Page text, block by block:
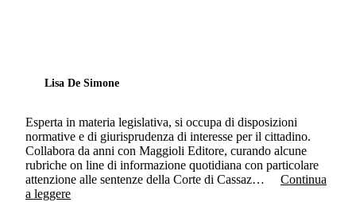
Lisa De Simone
Esperta in materia legislativa, si occupa di disposizioni
normative e di giurisprudenza di interesse per il cittadino.
Collabora da anni con Maggioli Editore, curando alcune
rubriche on line di informazione quotidiana con particolare
attenzione alle sentenze della Corte di Cassaz…
Continua
a leggere